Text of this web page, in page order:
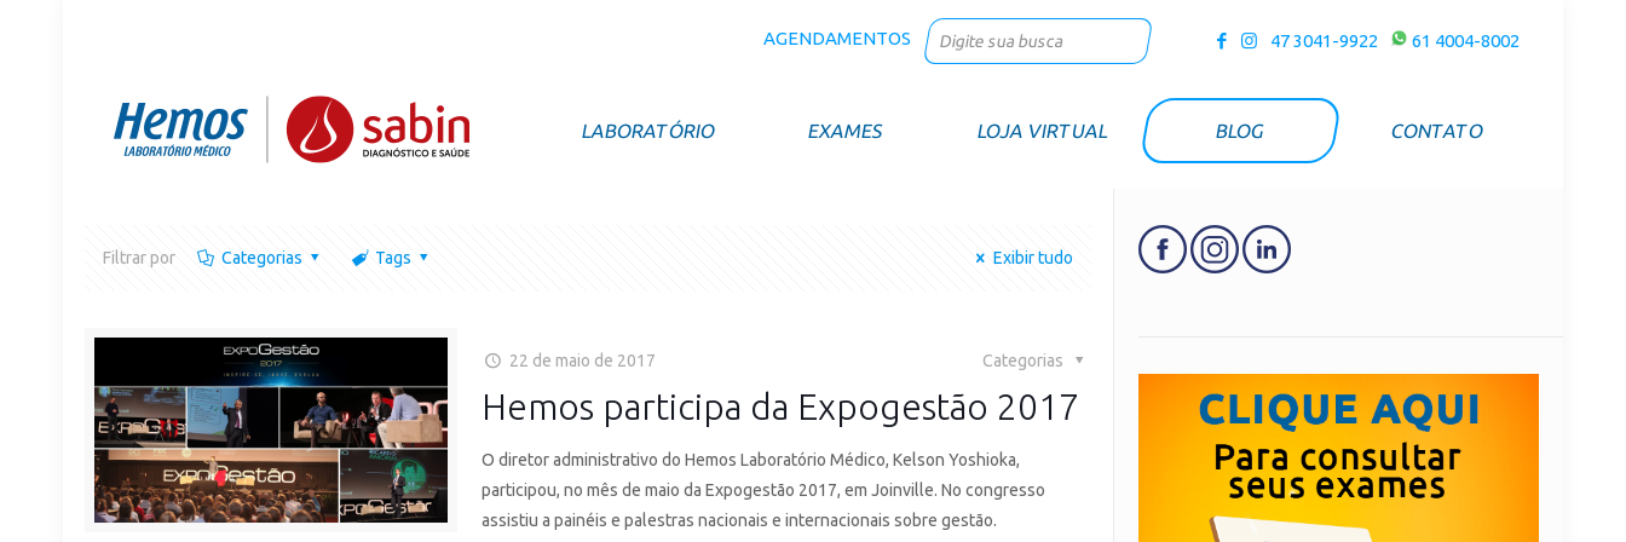
AGENDAMENTOS 47 3041-9922 61 4004-8002
LABORATÓRIO EXAMES LOJA VIRTUAL BLOG CONTATO
Filtrar por Categorias Tags Exibir tudo
22 de maio de 2017 Categorias
Hemos participa da Expogestão 2017
O diretor administrativo do Hemos Laboratório Médico, Kelson Yoshioka,
participou, no mês de maio da Expogestão 2017, em Joinville. No congresso
assistiu a painéis e palestras nacionais e internacionais sobre gestão.